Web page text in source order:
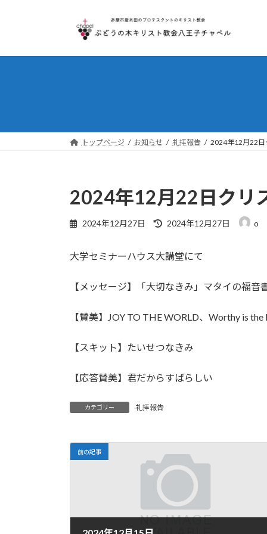
プ
動
トップページ お知らせ 礼拝報告 2024年12月22日
2024年12月22日クリ
2024年12月27日
最
新
時
:
2024年12月27日 o
大学セミナーハウス大講堂にて
【メッセージ】「大切なきみ」マタイの福
【賛美】JOY TO THE WORLD、Worthy is
【スキット】たいせつなきみ
【応答賛美】君だからすばらしい
カテゴリー 礼拝報告
前の記事